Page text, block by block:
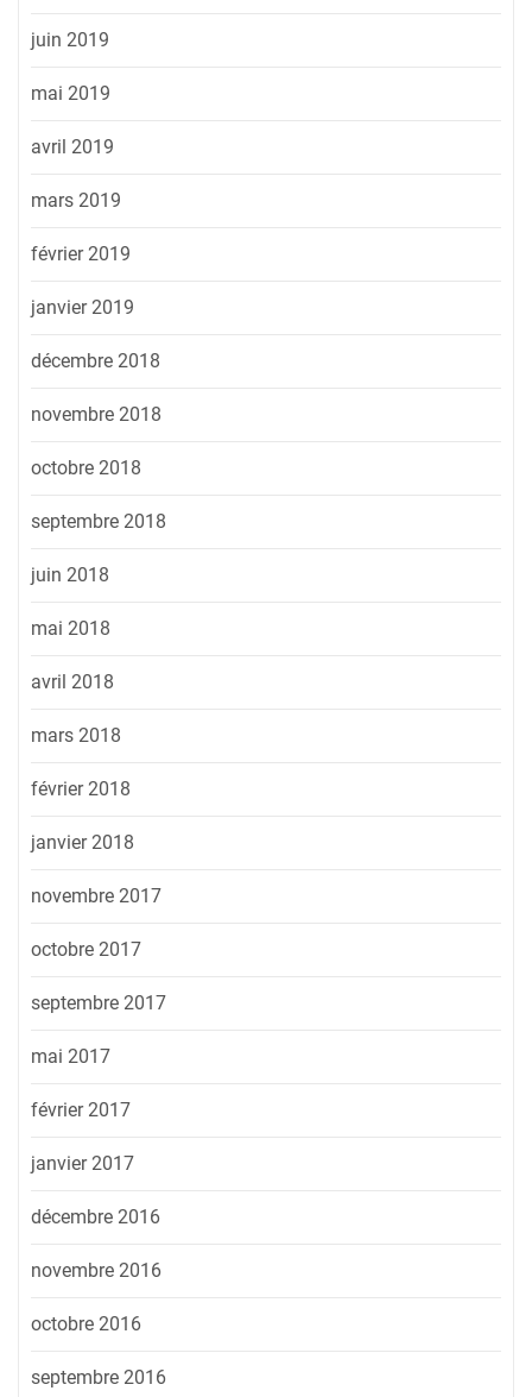
juin 2019
mai 2019
avril 2019
mars 2019
février 2019
janvier 2019
décembre 2018
novembre 2018
octobre 2018
septembre 2018
juin 2018
mai 2018
avril 2018
mars 2018
février 2018
janvier 2018
novembre 2017
octobre 2017
septembre 2017
mai 2017
février 2017
janvier 2017
décembre 2016
novembre 2016
octobre 2016
septembre 2016